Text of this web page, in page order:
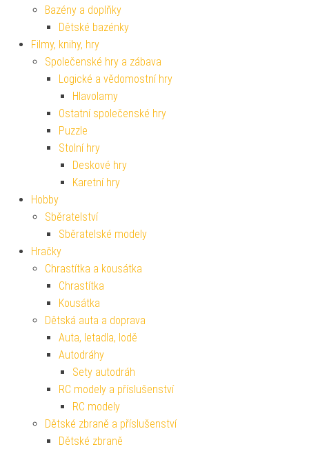
Bazény a doplňky
Dětské bazénky
Filmy, knihy, hry
Společenské hry a zábava
Logické a vědomostní hry
Hlavolamy
Ostatní společenské hry
Puzzle
Stolní hry
Deskové hry
Karetní hry
Hobby
Sběratelství
Sběratelské modely
Hračky
Chrastítka a kousátka
Chrastítka
Kousátka
Dětská auta a doprava
Auta, letadla, lodě
Autodráhy
Sety autodráh
RC modely a příslušenství
RC modely
Dětské zbraně a příslušenství
Dětské zbraně